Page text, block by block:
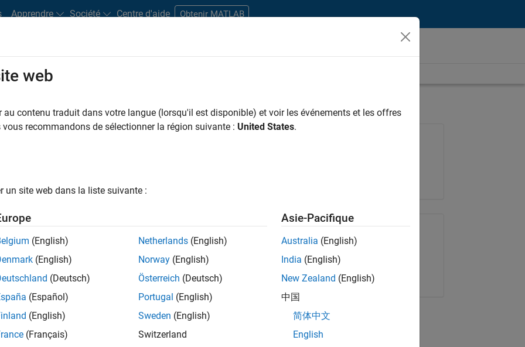
Apprendre Société Centre d'aide Obtenir MATLAB
bureaux Étudiants et carrières
Do you enjoy solving challenging problems
development to design and develop new test
suites, and conduct hands-on testing to improve
Partager le poste
Copier le lien E-mail
web
au contenu traduit dans votre langue (lorsqu'il est disponible) et voir les événements et les offres
vous recommandons de sélectionner la région suivante : United States.
un site web dans la liste suivante :
(English)
(English)
(Deutsch)
(Español)
(English)
(Français)
Netherlands (English)
Norway (English)
Österreich (Deutsch)
Portugal (English)
Sweden (English)
Switzerland
Asie-Pacifique
Australia (English)
India (English)
New Zealand (English)
中国
简体中文
English